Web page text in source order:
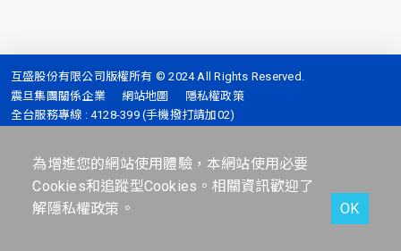
互盛股份有限公司版權所有 © 2024 All Rights Reserved.
震旦集團關係企業
網站地圖
隱私權政策
全台服務專線 :4128-399 (手機撥打請加02)
為增進您的網站使用體驗，本網站使用必要
Cookies和追蹤型Cookies。相關資訊歡迎了
解隱私權政策 。 OK